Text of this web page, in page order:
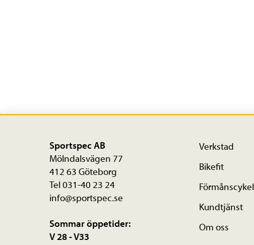
Sportspec AB
Mölndalsvägen 77
412 63 Göteborg
Tel 031-40 23 24
info@sportspec.se
Sommar öppetider:
V 28 - V33
Verkstad
Bikefit
Förmånscykel
Kundtjänst
Om oss